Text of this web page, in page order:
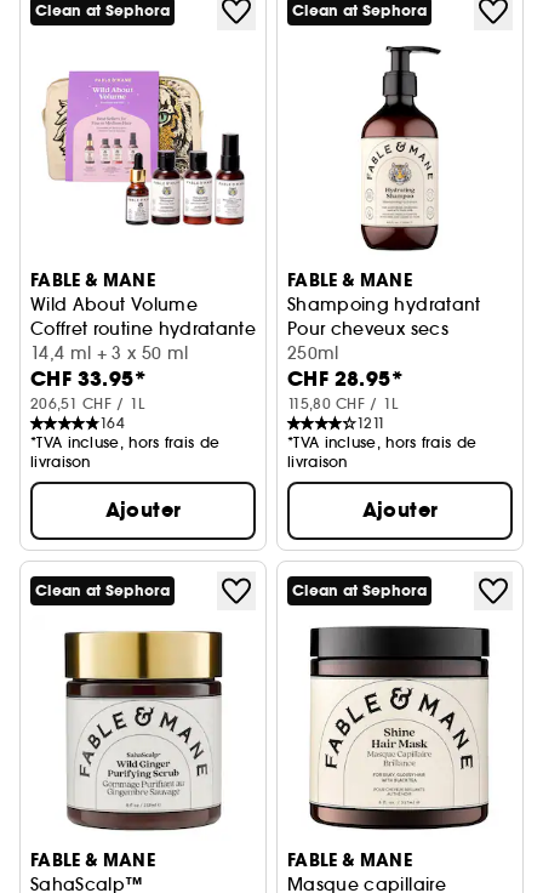
Clean at Sephora
FABLE & MANE
Wild About Volume
Coffret routine hydratante, cheveux fins à medium
14,4 ml + 3 x 50 ml
CHF 33.95*
206,51 CHF / 1L
164
*TVA incluse, hors frais de
livraison
Ajouter
Clean at Sephora
FABLE & MANE
Shampoing hydratant
Pour cheveux secs
250ml
CHF 28.95*
115,80 CHF / 1L
1211
*TVA incluse, hors frais de
livraison
Ajouter
Clean at Sephora
FABLE & MANE
SahaScalp™
Clean at Sephora
FABLE & MANE
Masque capillaire